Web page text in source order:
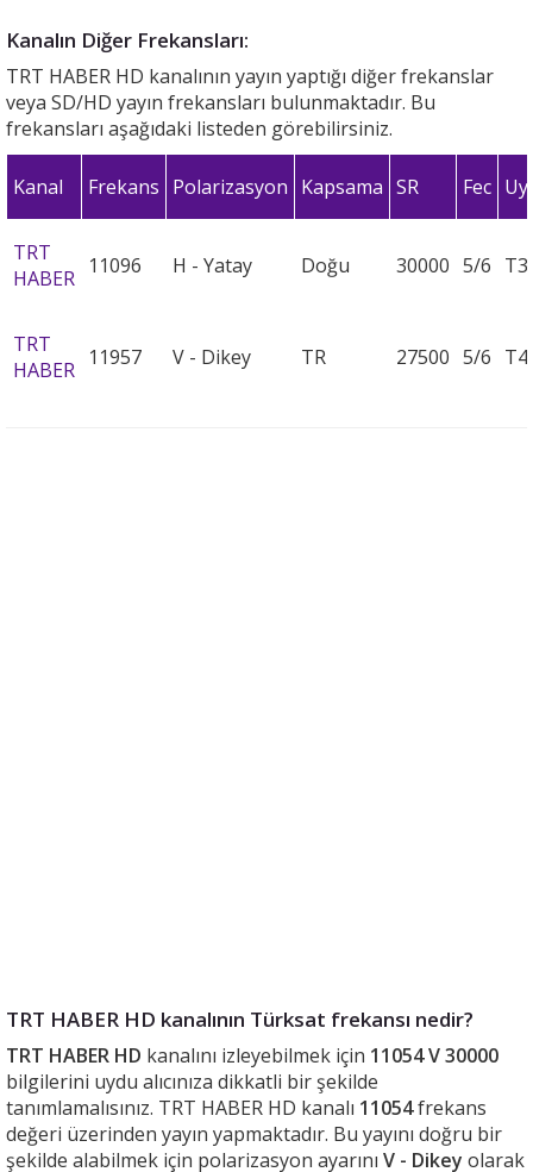
Kanalın Diğer Frekansları:
TRT HABER HD kanalının yayın yaptığı diğer frekanslar
veya SD/HD yayın frekansları bulunmaktadır. Bu
frekansları aşağıdaki listeden görebilirsiniz.
Kanal Frekans Polarizasyon Kapsama SR Fec
TRT
HABER 11096 H - Yatay Doğu 30000 5/6
TRT
HABER 11957 V - Dikey TR 27500 5/6
TRT HABER HD kanalının Türksat frekansı nedir?
TRT HABER HD kanalını izleyebilmek için 11054 V 30000
bilgilerini uydu alıcınıza dikkatli bir şekilde
tanımlamalısınız. TRT HABER HD kanalı 11054frekans
değeri üzerinden yayın yapmaktadır. Bu yayını doğru bir
şekilde alabilmek için polarizasyon ayarını V - Dikey olarak